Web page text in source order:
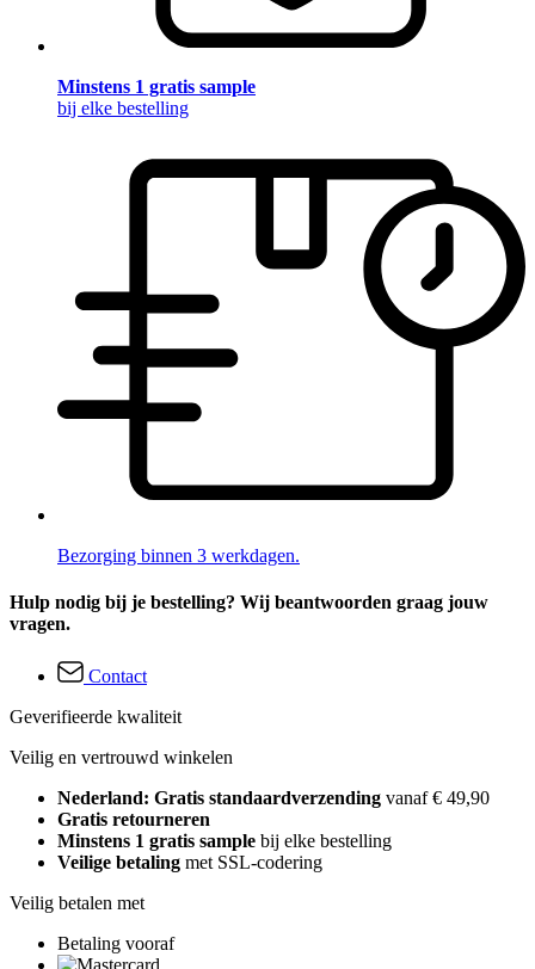
Minstens 1 gratis sample
bij elke bestelling
Bezorging binnen 3 werkdagen.
Hulp nodig bij je bestelling? Wij beantwoorden graag jouw
vragen.
Contact
Geverifieerde kwaliteit
Veilig en vertrouwd winkelen
Nederland: Gratis standaardverzending vanaf € 49,90
Gratis retourneren
Minstens 1 gratis sample bij elke bestelling
Veilige betaling met SSL-codering
Veilig betalen met
Betaling vooraf